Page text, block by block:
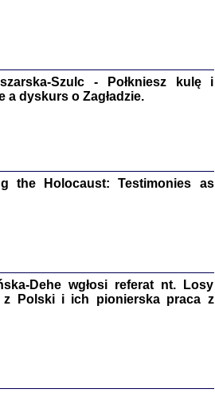
Bańkowska, wstęp Jacek Leociak
Warszawa 2021
NAM KOLEJNA GODZINA ...
w ukryciu w latach 1943-1944
Szulc - Połkniesz kulę i
a dyskurs o Zagładzie.
the Holocaust: Testimonies as
Dehe wgłosi referat nt. Losy
z Polski i ich pionierska praca z